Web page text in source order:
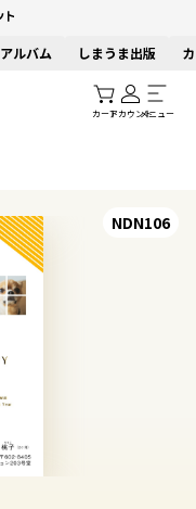
アルバム しまうま出版
カートアカウントメニュー
NDN106